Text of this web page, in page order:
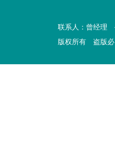
联系人：曾经理
版权所有 盗版